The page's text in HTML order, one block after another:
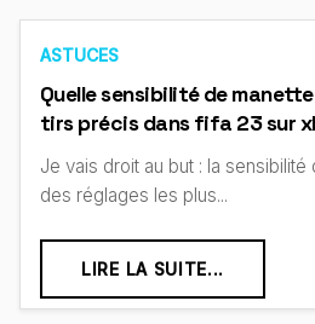
ASTUCES
Quelle sensibilité de
tirs précis dans fifa 23 sur
Je vais droit au but : la sensibilité
des réglages les plus...
LIRE LA SUITE...